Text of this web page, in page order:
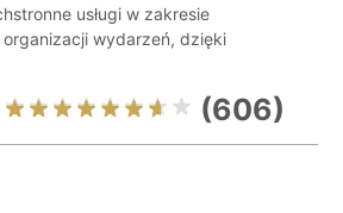
usługi w zakresie
wydarzeń, dzięki
(606)